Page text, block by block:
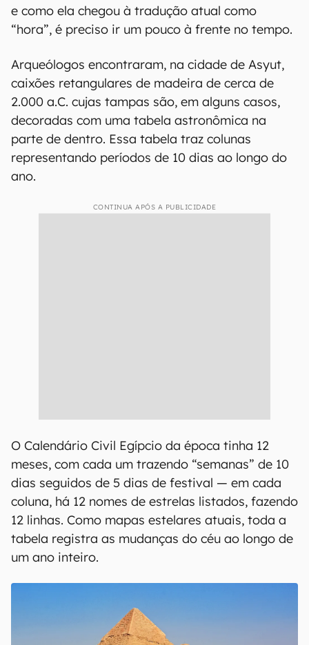
e como ela chegou à tradução atual como
“hora”, é preciso ir um pouco à frente no tempo.
Arqueólogos encontraram, na cidade de Asyut,
caixões retangulares de madeira de cerca de
2.000 a.C. cujas tampas são, em alguns casos,
decoradas com uma tabela astronômica na
parte de dentro. Essa tabela traz colunas
representando períodos de 10 dias ao longo do
ano.
CONTINUA APÓS A PUBLICIDADE
O Calendário Civil Egípcio da época tinha 12
meses, com cada um trazendo “semanas” de 10
dias seguidos de 5 dias de festival — em cada
coluna, há 12 nomes de estrelas listados, fazendo
12 linhas. Como mapas estelares atuais, toda a
tabela registra as mudanças do céu ao longo de
um ano inteiro.